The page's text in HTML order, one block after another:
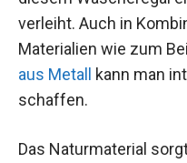
verleiht. Auch in
Materialien wie zum
aus Metall
kann man
schaffen.
Das Naturmaterial